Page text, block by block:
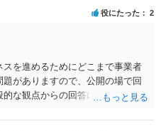
し得ます。商標権については、
のみ効力を持ちます。外国で販
を確認する必要があります。 他
が消滅している、侵害に当たら
など、様々な可能性がありま
、適法とは判断できません。
役にたった 2
を進めるためにどこまで事業者
がありますので、公開の場で回
な観点からの回答になります
付け、サーフィンや農業体験、